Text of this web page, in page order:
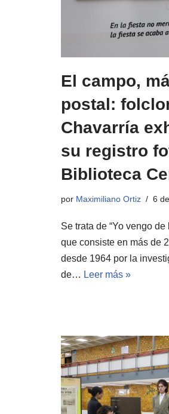
El campo,
postal:
Chavarría
su registro
Biblioteca
por Maximiliano Ortiz 6
Se trata de “Yo vengo
que consiste en más de
desde 1964 por la
de… Leer más »